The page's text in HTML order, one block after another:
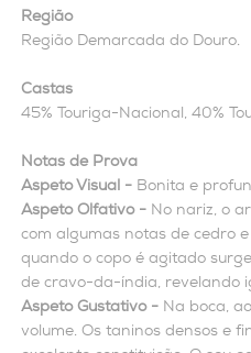
Região
Região Demarcada do Douro.
Castas
45% Touriga-Nacional, 40%
Notas de Prova
Aspeto Visual - Bonita e
Aspeto Olfativo - No nariz, o
com algumas notas de cedro
quando o copo é agitado
de cravo-da-índia, revelando
Aspeto Gustativo - Na boca,
volume. Os taninos densos e